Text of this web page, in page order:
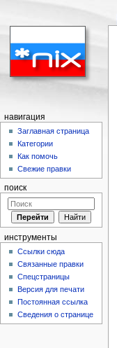
навигация
Заглавная страница
Категории
Как помочь
Свежие правки
поиск
инструменты
Ссылки сюда
Связанные правки
Спецстраницы
Версия для печати
Постоянная ссылка
Сведения о странице